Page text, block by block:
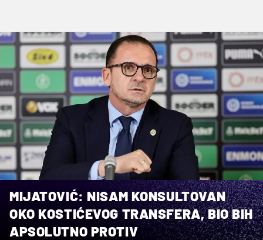
MIJATOVIĆ: NISAM KONSULTOVAN
OKO KOSTIĆEVOG TRANSFERA, BIO BIH
APSOLUTNO PROTIV